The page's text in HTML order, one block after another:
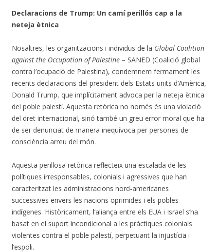
Declaracions de Trump: Un camí perillós cap a la
neteja ètnica
Nosaltres, les organitzacions i individus de la Global Coalition
against the Occupation of Palestine – SANED (Coalició global
contra l’ocupació de Palestina), condemnem fermament les
recents declaracions del president dels Estats units d’Amèrica,
Donald Trump, que implícitament advoca per la neteja ètnica
del poble palestí. Aquesta retòrica no només és una violació
del dret internacional, sinó també un greu error moral que ha
de ser denunciat de manera inequívoca per persones de
consciència arreu del món.
Aquesta perillosa retòrica reflecteix una escalada de les
polítiques irresponsables, colonials i agressives que han
caracteritzat les administracions nord-americanes
successives envers les nacions oprimides i els pobles
indígenes. Històricament, l’aliança entre els EUA i Israel s’ha
basat en el suport incondicional a les pràctiques colonials
violentes contra el poble palestí, perpetuant la injustícia i
l’espoli.